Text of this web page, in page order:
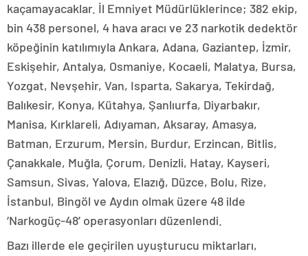
kaçamayacaklar. İl Emniyet Müdürlüklerince; 382 ekip,
bin 438 personel, 4 hava aracı ve 23 narkotik dedektör
köpeğinin katılımıyla Ankara, Adana, Gaziantep, İzmir,
Eskişehir, Antalya, Osmaniye, Kocaeli, Malatya, Bursa,
Yozgat, Nevşehir, Van, Isparta, Sakarya, Tekirdağ,
Balıkesir, Konya, Kütahya, Şanlıurfa, Diyarbakır,
Manisa, Kırklareli, Adıyaman, Aksaray, Amasya,
Batman, Erzurum, Mersin, Burdur, Erzincan, Bitlis,
Çanakkale, Muğla, Çorum, Denizli, Hatay, Kayseri,
Samsun, Sivas, Yalova, Elazığ, Düzce, Bolu, Rize,
İstanbul, Bingöl ve Aydın olmak üzere 48 ilde
‘Narkogüç-48’ operasyonları düzenlendi.
Bazı illerde ele geçirilen uyuşturucu miktarları,